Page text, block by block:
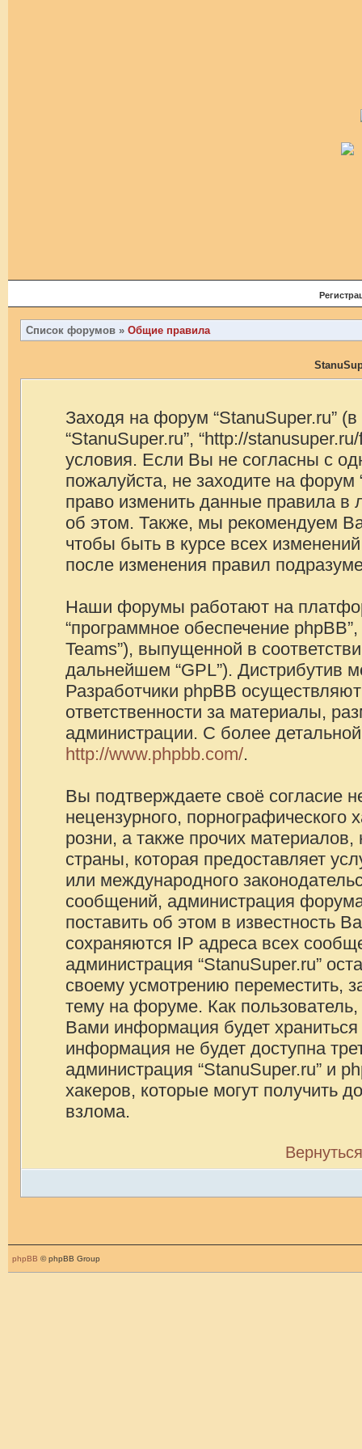
Список форумов » Общие правила
Заходя на форум “StanuSuper.ru”
“StanuSuper.ru”, “http://
условия. Если Вы не согласны с
пожалуйста, не заходите на
право изменить данные правила
об этом. Также, мы рекомендуем
чтобы быть в курсе всех
после изменения правил
Наши форумы работают на
“программное обеспечение
Teams”), выпущенной в
дальнейшем “GPL”). Дистрибутив
Разработчики phpBB
ответственности за материалы,
администрации. С более
http://www.phpbb.com/.
Вы подтверждаете своё согласие
нецензурного, порнографического
розни, а также прочих
страны, которая предоставляет
или международного
сообщений, администрация
поставить об этом в известность
сохраняются IP адреса всех
администрация “StanuSuper.ru”
своему усмотрению переместить,
тему на форуме. Как
Вами информация будет
информация не будет доступна
администрация “StanuSuper.ru” и
хакеров, которые могут получить
взлома.
phpBB © phpBB Group